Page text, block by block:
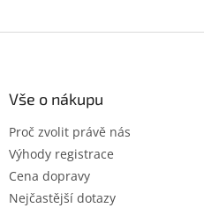
Vše o nákupu
Proč zvolit právě nás
Výhody registrace
Cena dopravy
Nejčastější dotazy